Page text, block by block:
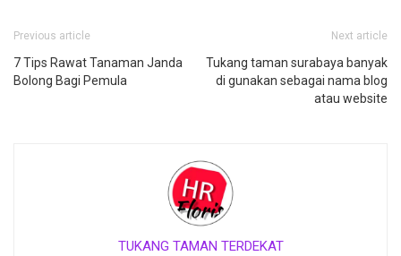
ace
boo
k
witt
er
Previous article
7 Tips Rawat Tanaman Janda
Bolong Bagi Pemula
Next article
Tukang taman surabaya banyak
di gunakan sebagai nama blog
atau website
TUKANG TAMAN TERDEKAT